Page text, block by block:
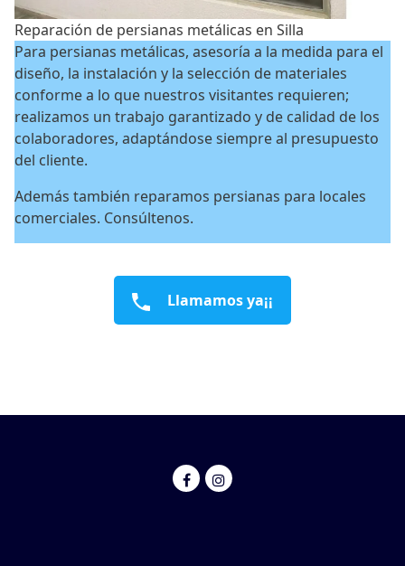
Reparación de persianas metálicas en Silla
Para persianas metálicas, asesoría a la medida para el
diseño, la instalación y la selección de materiales
conforme a lo que nuestros visitantes requieren;
realizamos un trabajo garantizado y de calidad de los
colaboradores, adaptándose siempre al presupuesto
del cliente.
Además también reparamos persianas para locales
comerciales. Consúltenos.
Llamamos ya¡¡